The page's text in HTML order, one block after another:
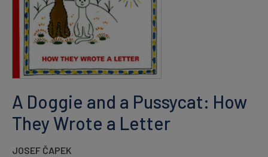
A Doggie and a Pussycat: How
They Wrote a Letter
JOSEF ČAPEK